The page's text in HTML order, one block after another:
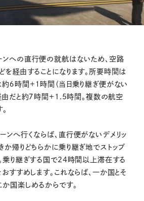
ンへの直行便の就航はないため、空路
を経由することになります。所要時間は
６時間＋１時間（当日乗り継ぎ便がない
由だと約７時間＋1.5時間。複数の航空
ンへ行くならば、直行便がないデメリッ
か帰りどちらかに乗り継ぎ地でストップ
乗り継ぎする国で24時間以上滞在する
おすすめします。これならば、一か国とそ
国楽しめるからです。